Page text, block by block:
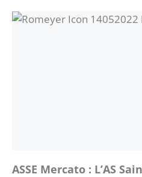
ASSE Mercato : L’AS